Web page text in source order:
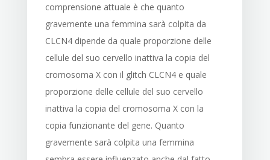
comprensione attuale è che quanto
gravemente una femmina sarà colpita da
CLCN4 dipende da quale proporzione delle
cellule del suo cervello inattiva la copia del
cromosoma X con il glitch CLCN4 e quale
proporzione delle cellule del suo cervello
inattiva la copia del cromosoma X con la
copia funzionante del gene. Quanto
gravemente sarà colpita una femmina